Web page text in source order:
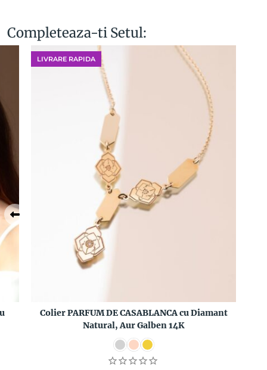
Completeaza-ti Setul:
LIVRARE RAPIDA
Colier PARFUM DE CASABLANCA cu Diamant
Natural, Aur Galben 14K